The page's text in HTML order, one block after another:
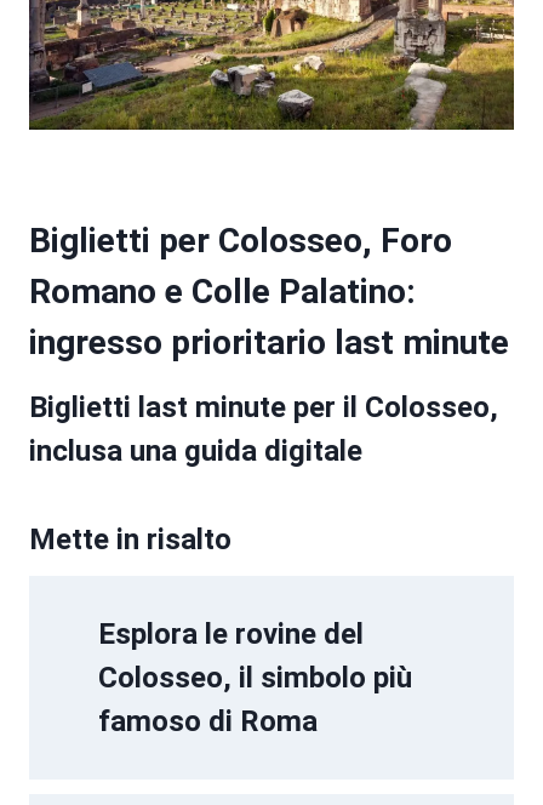
Biglietti per Colosseo, Foro
Romano e Colle Palatino:
ingresso prioritario last minute
Biglietti last minute per il Colosseo,
inclusa una guida digitale
Mette in risalto
Esplora le rovine del
Colosseo, il simbolo più
famoso di Roma